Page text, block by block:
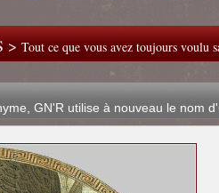
> Tout ce que vous avez toujours voulu
GN'R utilise à nouveau le nom